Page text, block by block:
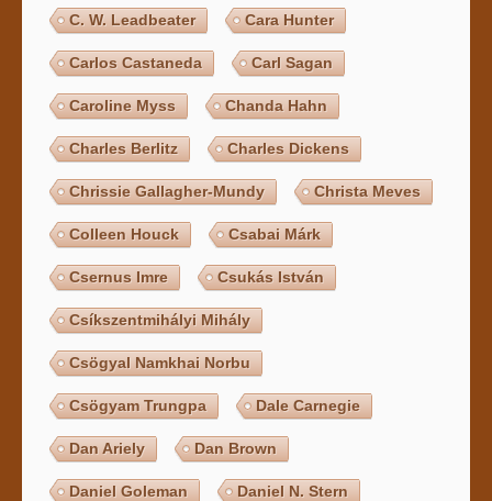
C. W. Leadbeater Cara Hunter
Carlos Castaneda Carl Sagan
Caroline Myss Chanda Hahn
Charles Berlitz Charles Dickens
Chrissie Gallagher-Mundy Christa Meves
Colleen Houck Csabai Márk
Csernus Imre Csukás István
Csíkszentmihályi Mihály
Csögyal Namkhai Norbu
Csögyam Trungpa Dale Carnegie
Dan Ariely Dan Brown
Daniel Goleman Daniel N. Stern